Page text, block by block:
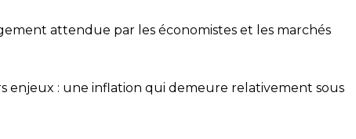
attendue par les économistes et les marchés
enjeux : une inflation qui demeure relativement sous